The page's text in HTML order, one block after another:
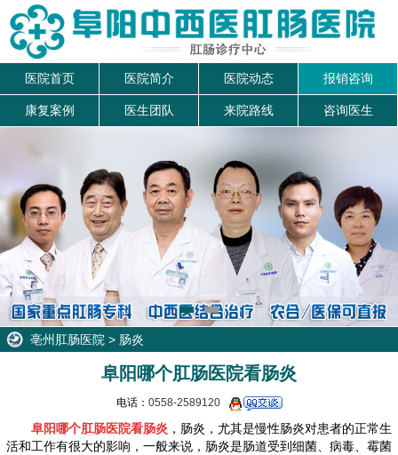
医院首页 医院简介 医院动态 报销咨询
康复案例 医生团队 来院路线 咨询医生
亳州肛肠医院 > 肠炎
阜阳哪个肛肠医院看肠炎
电话： 0558-2589120
阜阳哪个肛肠医院看肠炎 ，肠炎，尤其是慢性肠炎对患者的正常生
活和工作有很大的影响，一般来说，肠炎是肠道受到细菌、病毒、霉菌